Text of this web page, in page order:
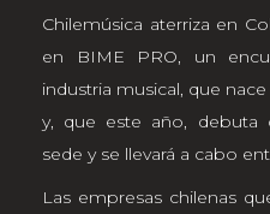
Chilemúsica aterriza en
en BIME PRO, un
industria musical, que
y, que este año,
sede y se llevará a cabo
Las empresas chilenas